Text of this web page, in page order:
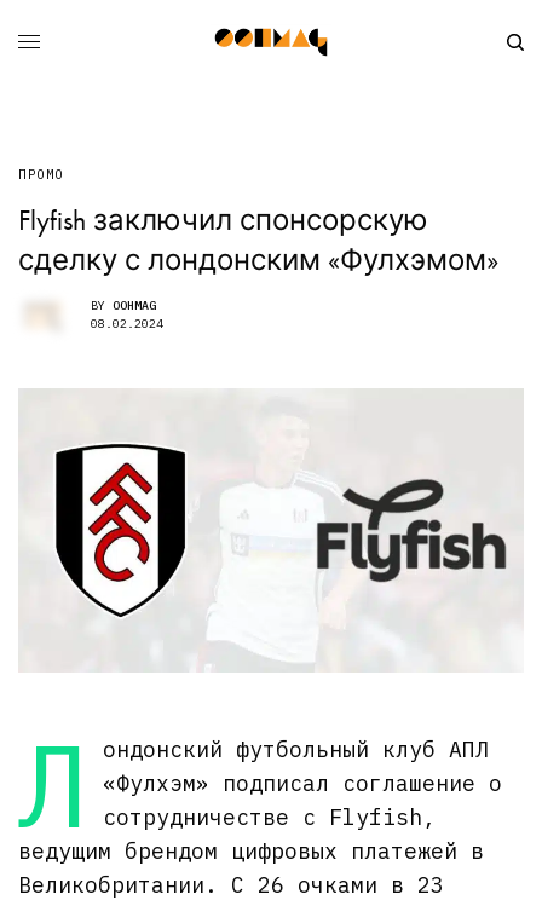
ПРОМО
Flyfish заключил спонсорскую
сделку с лондонским «Фулхэмом»
BY OOHMAG
08.02.2024
Л
ондонский футбольный клуб АПЛ
«Фулхэм» подписал соглашение о
сотрудничестве с Flyfish,
ведущим брендом цифровых платежей в
Великобритании. С 26 очками в 23